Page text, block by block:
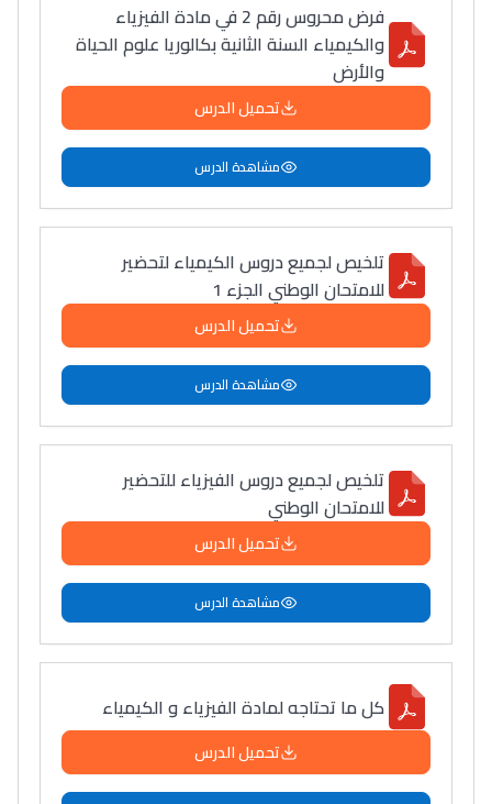
التعليم الثانوي التأهيلي
Collège au Maroc
التعليم الثانوي الإعدادي
Post-Bac
+ de 78 Sujets
Interviews/Vidéos
+ de 89 Interviews/Vidéos
دليل المهن
دليل التوجيه
التوجيه بالثانوي و الإعدادي
فرض محروس رقم 2 في مادة الفيزياء
والكيمياء السنة الثانية بكالوريا علوم الحياة
والأرض
تحميل الدرس
مشاهدة الدرس
تلخيص لجميع دروس الكيمياء لتحضير
للامتحان الوطني الجزء 1
تحميل الدرس
مشاهدة الدرس
تلخيص لجميع دروس الفيزياء للتحضير
للامتحان الوطني
تحميل الدرس
مشاهدة الدرس
كل ما تحتاجه لمادة الفيزياء و الكيمياء
تحميل الدرس